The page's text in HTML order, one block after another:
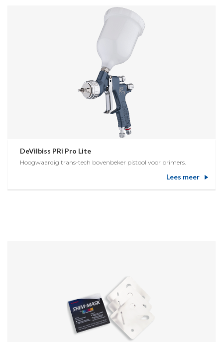
DeVilbiss PRi Pro Lite
Hoogwaardig trans-tech bovenbeker pistool voor primers.
Lees meer